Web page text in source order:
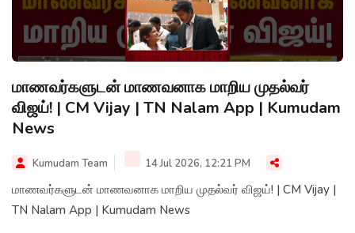
மாணவர்களுடன் மாணவனாக மாறிய முதல்வர்
விஜய்! | CM Vijay | TN Nalam App | Kumudam
News
Kumudam Team 14 Jul 2026, 12:21 PM
மாணவர்களுடன் மாணவனாக மாறிய முதல்வர் விஜய்! | CM Vijay |
TN Nalam App | Kumudam News